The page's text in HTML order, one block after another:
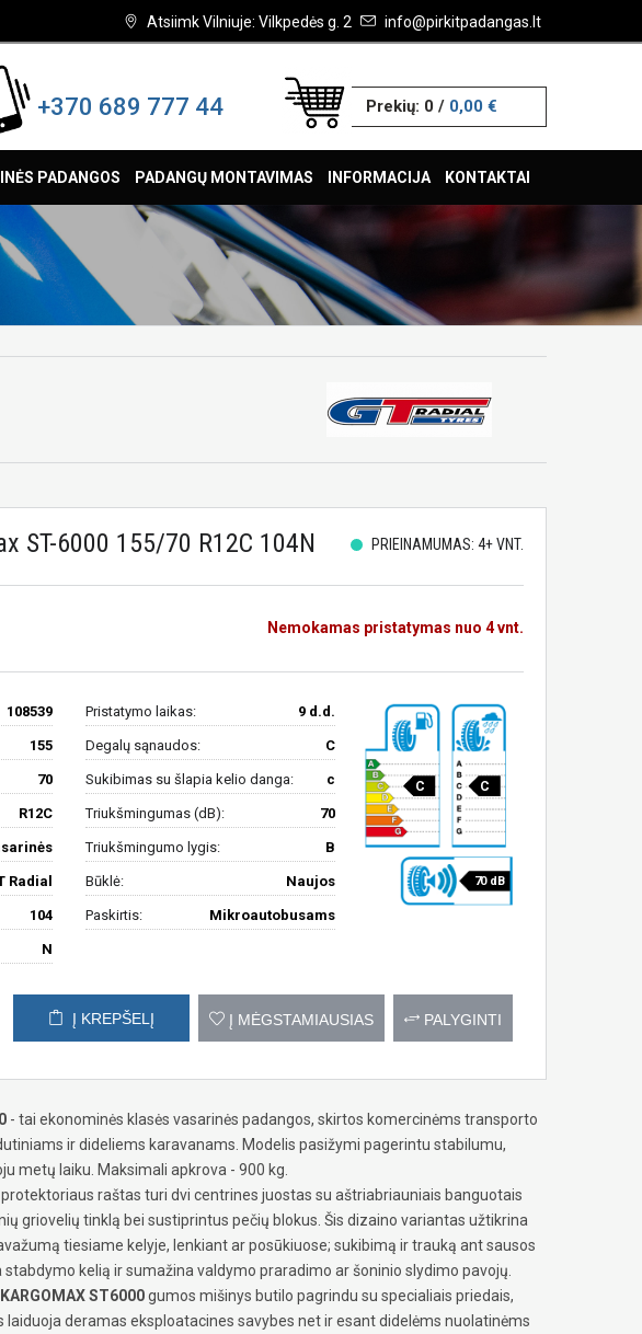
Atsiimk Vilniuje: Vilkpedės g. 2 info@pirkitpadangas.lt
+370 689 777 44 Prekių: 0/ 0,00 €
PADANGOS PADANGŲ MONTAVIMAS INFORMACIJA KONTAKTAI
ST-6000 155/70 R12C 104N PRIEINAMUMAS: 4+ VNT.
Nemokamas pristatymas nuo 4 vnt.
108539 Pristatymo laikas: 9 d.d.
155
70
R12C
Radial
104
N
Degalų sąnaudos: C
Sukibimas su šlapia kelio danga: c
Triukšmingumas (dB): 70
Triukšmingumo lygis: B
Būklė: Naujos
Paskirtis: Mikroautobusams
C C
70 dB
Į KREPŠELĮ Į MĖGSTAMIAUSIAS PALYGINTI
- tai ekonominės klasės vasarinės padangos, skirtos komercinėms transporto
ir dideliems karavanams. Modelis pasižymi pagerintu stabilumu,
metų laiku. Maksimali apkrova - 900 kg.
protektoriaus raštas turi dvi centrines juostas su aštriabriauniais banguotais
griovelių tinklą bei sustiprintus pečių blokus. Šis dizaino variantas užtikrina
tiesiame kelyje, lenkiant ar posūkiuose; sukibimą ir trauką ant sausos
kelią ir sumažina valdymo praradimo ar šoninio slydimo pavojų.
ST6000gumos mišinys butilo pagrindu su specialiais priedais,
deramas eksploatacines savybes net ir esant didelėms nuolatinėms